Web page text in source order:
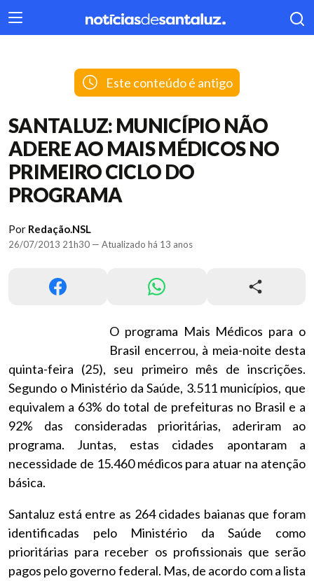
404
Este conteúdo é antigo
SANTALUZ: MUNICÍPIO NÃO
ADERE AO MAIS MÉDICOS NO
PRIMEIRO CICLO DO
PROGRAMA
Por Redação.NSL
26/07/2013 21h30 — Atualizado há 13 anos
O programa Mais Médicos para o
Brasil encerrou, à meia-noite desta
quinta-feira (25), seu primeiro mês de inscrições.
Segundo o Ministério da Saúde, 3.511 municípios, que
equivalem a 63% do total de prefeituras no Brasil e a
92% das consideradas prioritárias, aderiram ao
programa. Juntas, estas cidades apontaram a
necessidade de 15.460 médicos para atuar na atenção
básica.
Santaluz está entre as 264 cidades baianas que foram
identificadas pelo Ministério da Saúde como
prioritárias para receber os profissionais que serão
pagos pelo governo federal. Mas, de acordo com a lista